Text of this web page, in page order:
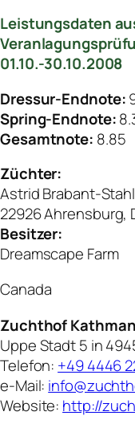
Leistungsdaten
01.10.-30.10.2008
Dressur-Endnote:
Spring-Endnote:
Gesamtnote: 8.85
Züchter:
Astrid Brabant-Stahl
22926 Ahrensburg,
Besitzer:
Dreamscape Farm
Canada
Zuchthof
Uppe Stadt 5 in
Telefon: +49 4446
e-Mail:
Website: http://